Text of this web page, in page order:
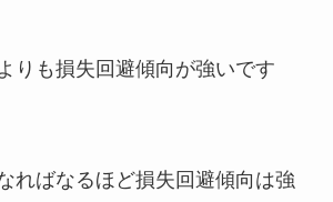
りも損失回避傾向が強いです
ればなるほど損失回避傾向は強